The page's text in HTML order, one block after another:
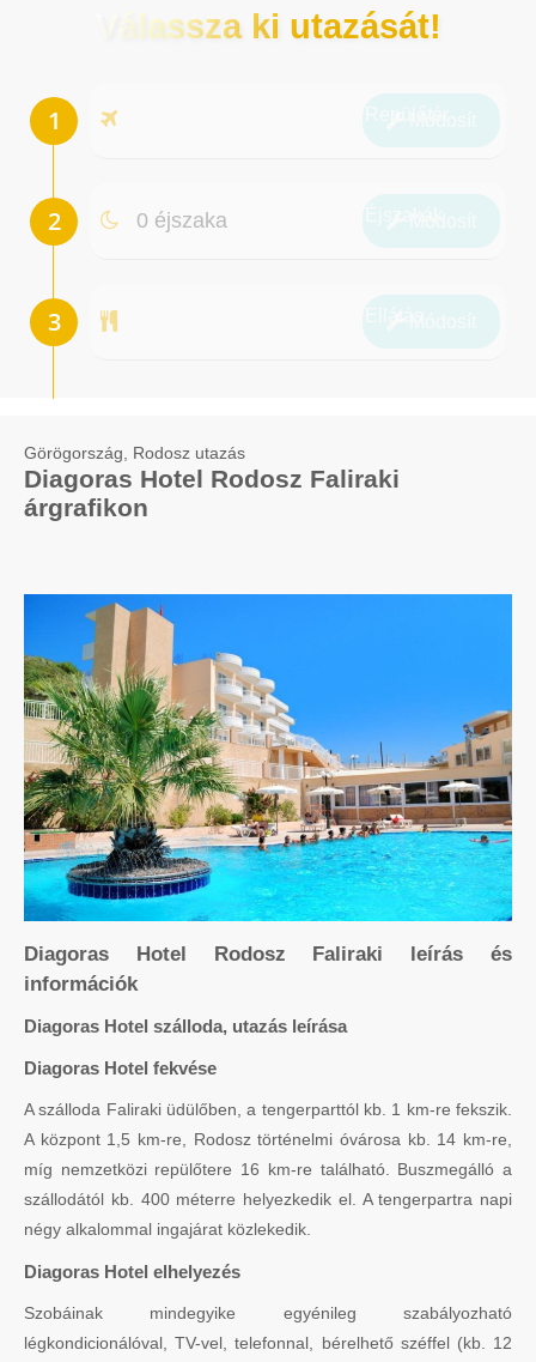
Válassza ki utazását!
0 éjszaka
Görögország, Rodosz utazás
Diagoras Hotel Rodosz Faliraki
árgrafikon
Diagoras Hotel Rodosz Faliraki leírás és
információk
Diagoras Hotel szálloda, utazás leírása
Diagoras Hotel fekvése
A szálloda Faliraki üdülőben, a tengerparttól kb. 1 km-re fekszik.
A központ 1,5 km-re, Rodosz történelmi óvárosa kb. 14 km-re,
míg nemzetközi repülőtere 16 km-re található. Buszmegálló a
szállodától kb. 400 méterre helyezkedik el. A tengerpartra napi
négy alkalommal ingajárat közlekedik.
Diagoras Hotel elhelyezés
Szobáinak mindegyike egyénileg szabályozható
légkondicionálóval, TV-vel, telefonnal, bérelhető széffel (kb. 12